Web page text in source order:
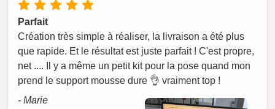
Parfait
Création très simple à réaliser, la livraison a été plus
que rapide. Et le résultat est juste parfait ! C'est propre,
net .... Il y a même un petit kit pour la pose quand mon
prend le support mousse dure 👌 vraiment top !
- Marie